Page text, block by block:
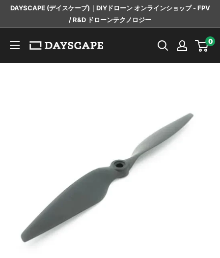
ツ
DAYSCAPE (デイスケープ)｜DIYドローン オンラインショップ - FPV
/ R&D ドローンテクノロジー
DAYSCAPE 0